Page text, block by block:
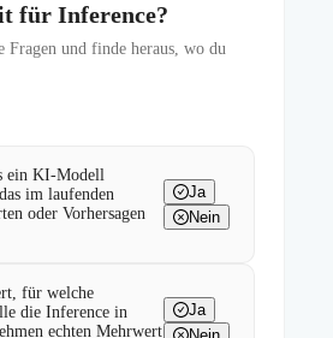
für Inference?
Fragen und finde heraus, wo du
ein KI-Modell
im laufenden
oder Vorhersagen
Ja
Nein
für welche
die Inference in
echten Mehrwert
Ja